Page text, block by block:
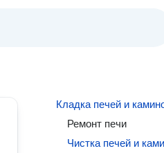
Кладка печей и
Ремонт печи
Чистка печей и